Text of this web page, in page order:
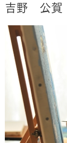
吉野 公賀